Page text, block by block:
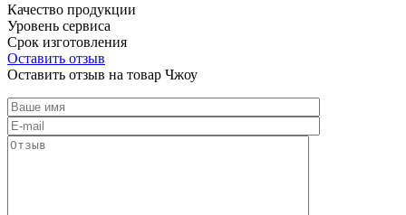
Качество продукции
Уровень сервиса
Срок изготовления
Оставить отзыв
Оставить отзыв на товар Чжоу